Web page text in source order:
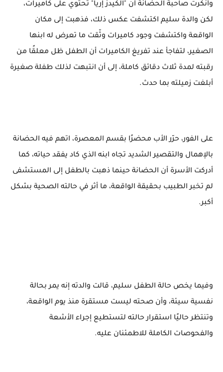
وأنكرت صاحبة الحضانة أن "الكيدز إريا" تحتوي على كاميرات،
لكن والدة سليم اكتشفت عكس ذلك، فذهبت إلى مكان
الواقعة واكتشفت وجود كاميرات وثّقت ما تعرض له ابنها
الصغير، لتفاجأ عند تفريغ الكاميرات أن الطفل ظل معلقًا من
رقبته لمدة ثلاث دقائق كاملة، إلى أن انتبهت لذلك طفلة صغيرة
أبلغت زميلته بما حدث.
على الفور، حرّر الأب محضرًا بقسم المعصرة، اتهم فيه الحضانة
بالإهمال والتقصير الشديد تجاه ابنه الذي كاد يفقد حياته، كما
أدركت الأسرة أن الحضانة حينما ذهبت بالطفل إلى المستشفى
لم تخبر الطبيب بحقيقة الواقعة، ما أثر في حالته الصحية بشكل
أكبر.
وفيما يخص حالة الطفل سليم، قالت والدته إنه يمر بحالة
نفسية سيئة، وأن صحته ليست مستقرة منذ يوم الواقعة،
وتنتظر حاليًا استقرار حالته لتستطيع إجراء الأشعة
والفحوصات الكاملة للاطمئنان عليه.